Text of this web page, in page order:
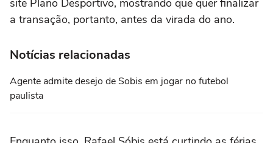
site Plano Desportivo, mostrando que quer finalizar
a transação, portanto, antes da virada do ano.
Notícias relacionadas
Agente admite desejo de Sobis em jogar no futebol
paulista